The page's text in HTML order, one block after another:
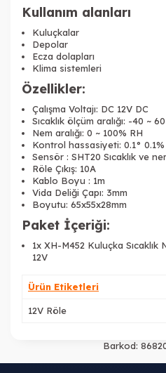
Kullanım alanları
Kuluçkalar
Depolar
Ecza dolapları
Klima sistemleri
Özellikler:
Çalışma Voltajı: DC 12V DC
Sıcaklık ölçüm aralığı: -40 ~
Nem aralığı: 0 ~ 100% RH
Kontrol hassasiyeti: 0.1° 0.1%
Sensör : SHT20 Sıcaklık ve
Röle Çıkış: 10A
Kablo Boyu : 1m
Vida Deliği Çapı: 3mm
Boyutu: 65x55x28mm
Paket İçeriği:
1x XH-M452 Kuluçka
12V
Ürün Etiketleri
12V Röle
Barkod: